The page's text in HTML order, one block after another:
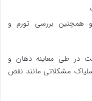
همچنین بررسی تورم و
در طی معاینه دهان و
مشکلاتی مانند نقص